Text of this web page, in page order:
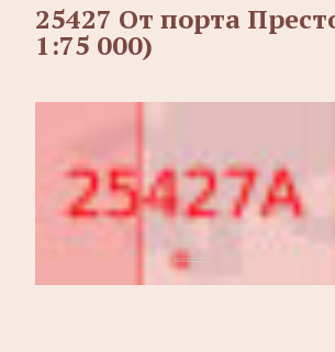
25427 От порта
1:75 000)